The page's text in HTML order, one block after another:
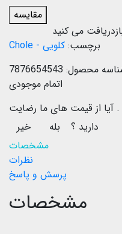
مقایسه
می کنید
برچسب: کلویی - Chole
محصول: 7876654543
اتمام موجودی
. آیا از قیمت های ما رضایت
دارید ؟
بله
خیر
مشخصات
نظرات
پرسش و پاسخ
مشخصات